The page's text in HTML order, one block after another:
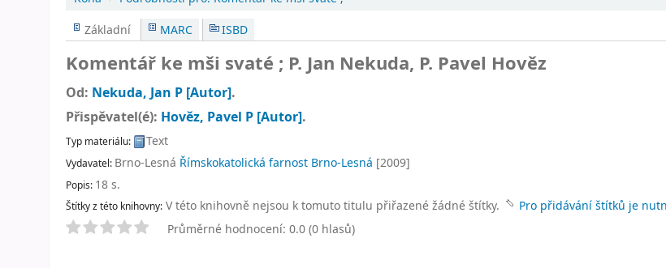
Základní MARC ISBD
Komentář ke mši svaté ; P. Jan Nekuda, P. Pavel Hověz
Od: Nekuda, Jan P [Autor].
Přispěvatel(é): Hověz, Pavel P [Autor].
Typ materiálu: Text
Vydavatel: Brno-Lesná Římskokatolická farnost Brno-Lesná [2009]
Popis: 18 s.
Štítky z této knihovny: V této knihovně nejsou k tomuto titulu přiřazené žádné štítky.
Pro přidávání štítků je
Průměrné hodnocení: 0.0 (0 hlasů)